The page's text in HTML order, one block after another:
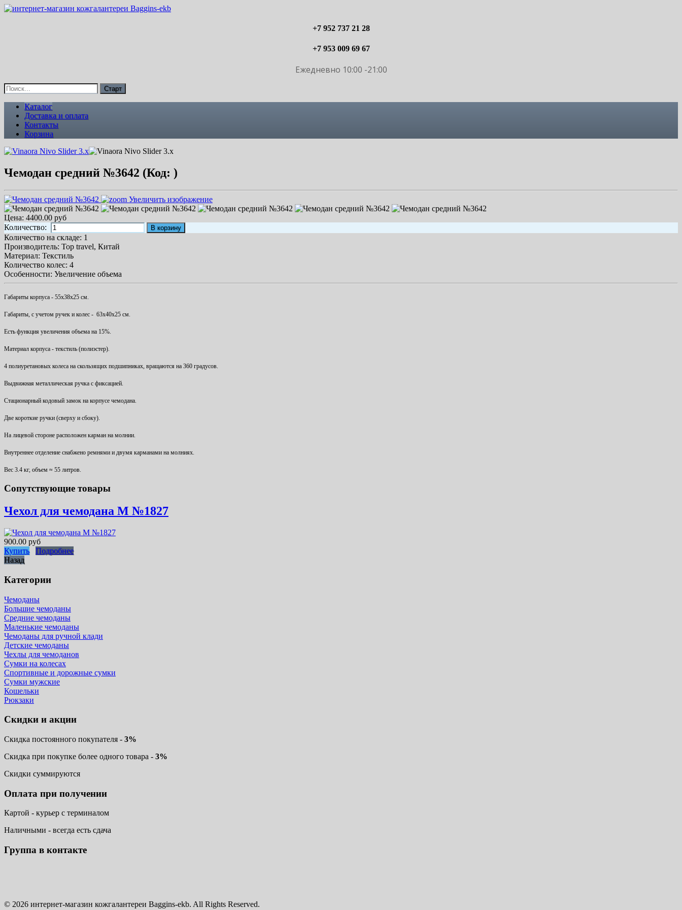
+7 952 737 21 28
+7 953 009 69 67
Ежедневно 10:00 -21:00
Каталог
Доставка и оплата
Контакты
Корзина
Чемодан средний №3642 (Код: )
Увеличить изображение
Цена: 4400.00 руб
Количество:
В корзину
Количество на складе: 1
Производитель: Top travel, Китай
Материал: Текстиль
Количество колес: 4
Особенности: Увеличение объема
Габариты корпуса - 55х38х25 см.
Габариты, с учетом ручек и колес - 63x40x25 см.
Есть функция увеличения объема на 15%.
Материал корпуса - текстиль (полиэстер).
4 полиуретановых колеса на скользящих подшипниках, вращаются на 360 градусов.
Выдвижная металлическая ручка с фиксацией.
Стационарный кодовый замок на корпусе чемодана.
Две короткие ручки (сверху и сбоку).
На лицевой стороне расположен карман на молнии.
Внутреннее отделение снабжено ремнями и двумя карманами на молниях.
Вес 3.4 кг, объем ≈ 55 литров.
Сопутствующие товары
Чехол для чемодана М №1827
900.00 руб
Купить
Подробнее
Назад
Категории
Чемоданы
Большие чемоданы
Средние чемоданы
Маленькие чемоданы
Чемоданы для ручной клади
Детские чемоданы
Чехлы для чемоданов
Сумки на колесах
Спортивные и дорожные сумки
Сумки мужские
Кошельки
Рюкзаки
Скидки и акции
Скидка постоянного покупателя - 3%
Скидка при покупке более одного товара - 3%
Скидки суммируются
Оплата при получении
Картой - курьер с терминалом
Наличными - всегда есть сдача
Группа в контакте
© 2026 интернет-магазин кожгалантереи Baggins-ekb. All Rights Reserved.